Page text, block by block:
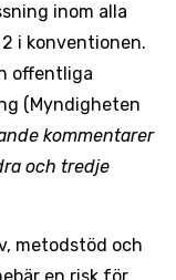
inom alla
i konventionen.
offentliga
(Myndigheten
kommentarer
och tredje
metodstöd och